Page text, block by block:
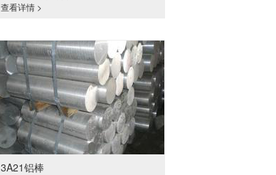
查看详情 >
3A21铝棒